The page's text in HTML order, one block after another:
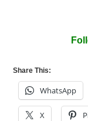
Share This:
WhatsApp
X